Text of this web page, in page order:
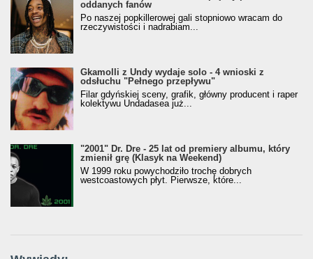
oddanych fanów
Po naszej popkillerowej gali stopniowo wracam do
rzeczywistości i nadrabiam...
Gkamolli z Undy wydaje solo - 4 wnioski z
odsłuchu "Pełnego przepływu"
Filar gdyńskiej sceny, grafik, główny producent i raper
kolektywu Undadasea już...
"2001" Dr. Dre - 25 lat od premiery albumu, który
zmienił grę (Klasyk na Weekend)
W 1999 roku powychodziło trochę dobrych
westcoastowych płyt. Pierwsze, które...